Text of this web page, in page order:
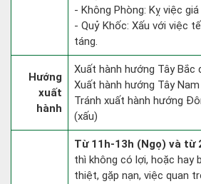
- Không Phòng: Kỵ việc
- Quỷ Khốc: Xấu với việc
táng.
Hướng
xuất
hành
Xuất hành hướng Tây Bắc
Xuất hành hướng Tây
Tránh xuất hành hướng
(xấu)
Từ 11h-13h (Ngọ) và từ
thì không có lợi, hoặc hay
thiệt, gặp nạn, việc quan